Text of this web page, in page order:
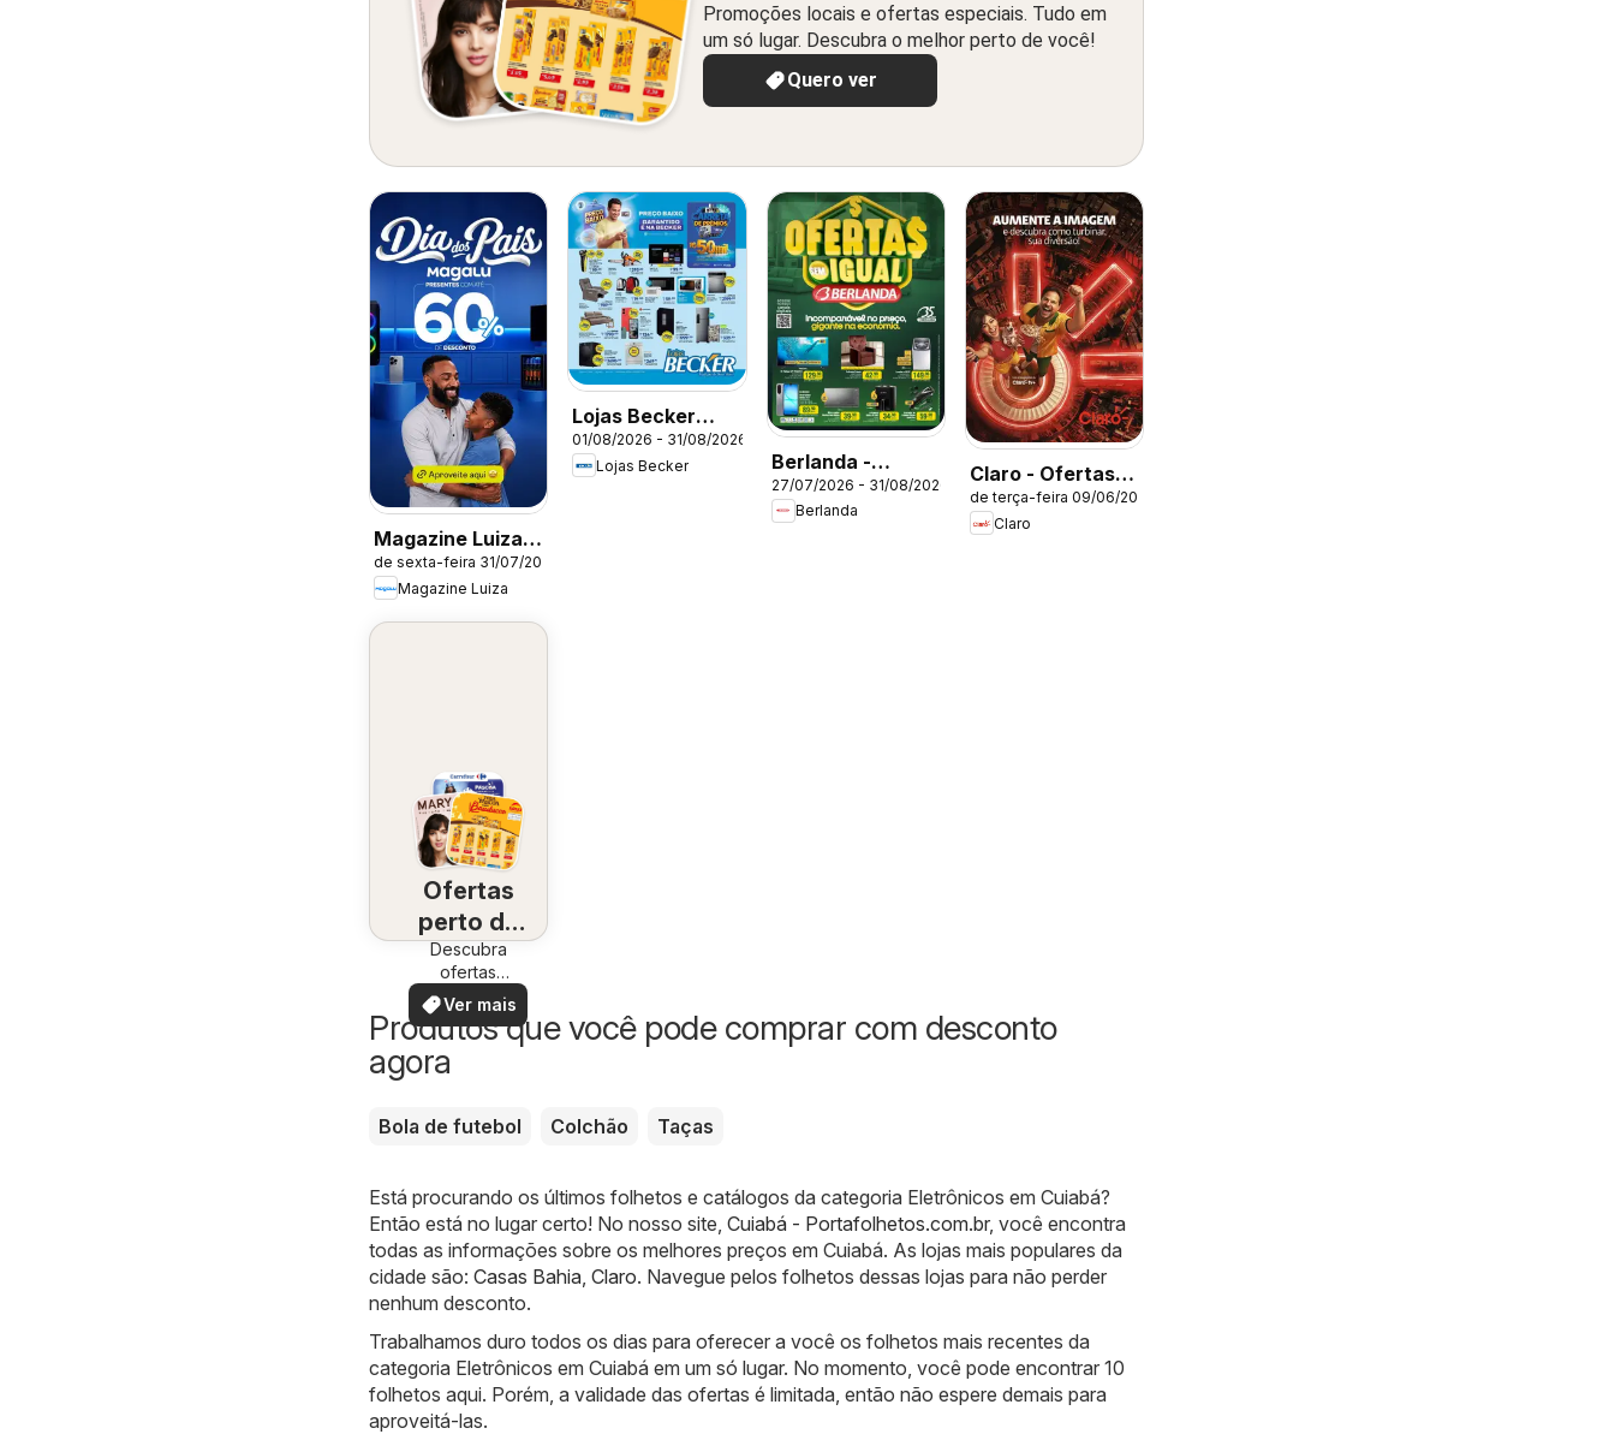
Promoções locais e ofertas especiais. Tudo em
um só lugar. Descubra o melhor perto de você!
Quero ver
Magazine Luiza
ofertas
de sexta-feira 31/07/2026
Magazine Luiza
Lojas Becker
ofertas Agosto
01/08/2026 - 31/08/2026
Lojas Becker
Berlanda -
Ofertas atuais
27/07/2026 - 31/08/2026
Berlanda
Claro - Ofertas
atuais
de terça-feira 09/06/2026
Claro
Ofertas
perto de
você
Descubra
ofertas
especiais
Ver mais
Produtos que você pode comprar com desconto
agora
Bola de futebol Colchão Taças
Está procurando os últimos folhetos e catálogos da categoria Eletrônicos em Cuiabá?
Então está no lugar certo! No nosso site, Cuiabá - Portafolhetos.com.br, você encontra
todas as informações sobre os melhores preços em Cuiabá. As lojas mais populares da
cidade são: Casas Bahia, Claro. Navegue pelos folhetos dessas lojas para não perder
nenhum desconto.
Trabalhamos duro todos os dias para oferecer a você os folhetos mais recentes da
categoria Eletrônicos em Cuiabá em um só lugar. No momento, você pode encontrar 10
folhetos aqui. Porém, a validade das ofertas é limitada, então não espere demais para
aproveitá-las.